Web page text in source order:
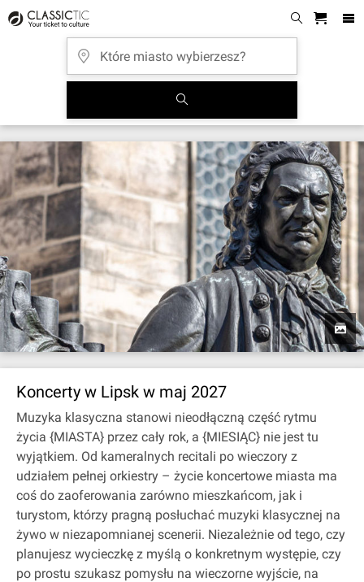
Koncerty w Lipsk w maj 2027
Muzyka klasyczna stanowi nieodłączną część rytmu
życia {MIASTA} przez cały rok, a {MIESIĄC} nie jest tu
wyjątkiem. Od kameralnych recitali po wieczory z
udziałem pełnej orkiestry – życie koncertowe miasta ma
coś do zaoferowania zarówno mieszkańcom, jak i
turystom, którzy pragną posłuchać muzyki klasycznej na
żywo w niezapomnianej scenerii. Niezależnie od tego, czy
planujesz wycieczkę z myślą o konkretnym występie, czy
po prostu szukasz pomysłu na wieczorne wyjście, na